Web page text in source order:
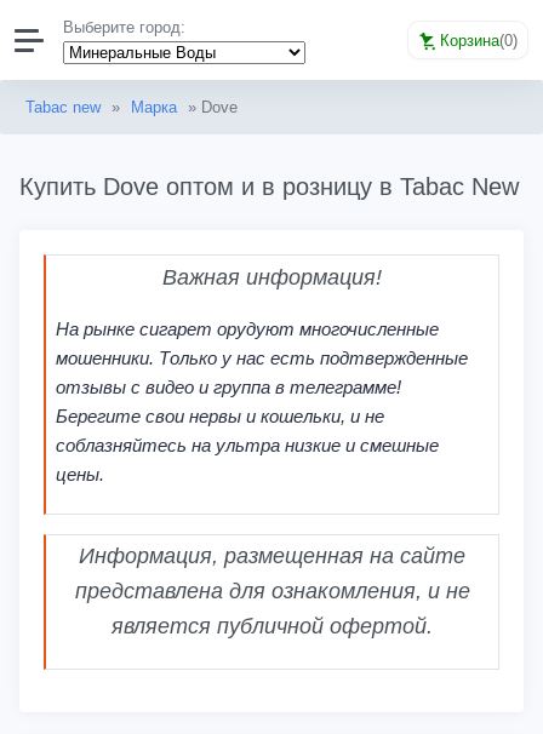
Выберите город:
Корзина(0)
Tabac new » Марка » Dove
Купить Dove оптом и в розницу в Tabac New
Важная информация!
На рынке сигарет орудуют многочисленные
мошенники. Только у нас есть подтвержденные
отзывы с видео и группа в телеграмме!
Берегите свои нервы и кошельки, и не
соблазняйтесь на ультра низкие и смешные
цены.
Информация, размещенная на сайте
представлена для ознакомления, и не
является публичной офертой.